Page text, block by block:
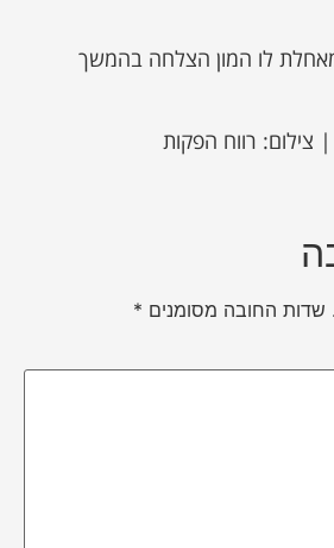
לו המון הצלחה בהמשך
צילום: רווח הפקות
שדות החובה מסומנים *